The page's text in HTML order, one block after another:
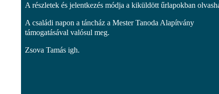
A részletek és jelentkezés módja a kiküldött űrlapokban
A családi napon a táncház a Mester Tanoda Alapítvány
támogatásával valósul meg.
Zsova Tamás igh.